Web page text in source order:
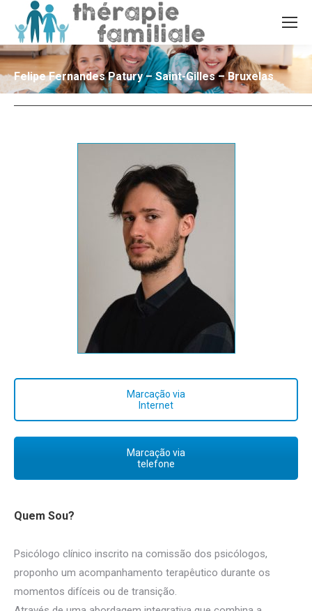
Felipe Fernandes Patury – Saint-Gilles – Bruxelas
Quem Sou?
Psicólogo clínico inscrito na comissão dos psicólogos,
proponho um acompanhamento terapêutico durante os
momentos difíceis ou de transição.
Marcação via
Internet
Marcação via
telefone